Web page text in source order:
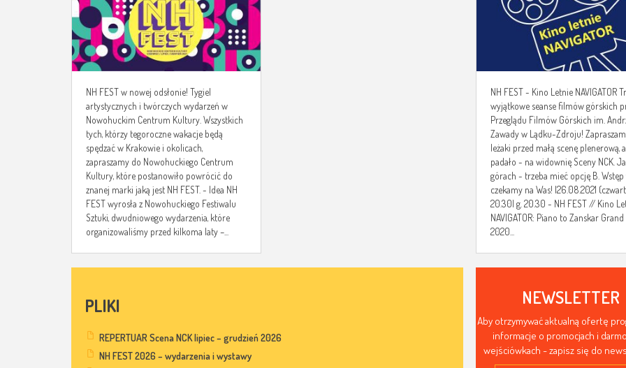
NH FEST w nowej odsłonie! Tygiel
artystycznych i twórczych wydarzeń w
Nowohuckim Centrum Kultury. Wszystkich
tych, którzy tegoroczne wakacje będą
spędzać w Krakowie i okolicach,
zapraszamy do Nowohuckiego Centrum
Kultury, które postanowiło powrócić do
znanej marki jaką jest NH FEST. - Idea NH
FEST wyrosła z Nowohuckiego Festiwalu
Sztuki, dwudniowego wydarzenia, które
organizowaliśmy przed kilkoma laty –...
NH FEST - Kino Letnie NAVIGATOR
wyjątkowe seanse filmów górskich
Przeglądu Filmów Górskich im.
Zawady w Lądku-Zdroju!
leżaki przed małą scenę plenerową,
padało - na widownię Sceny NCK.
górach - trzeba mieć opcję B. Wstęp
czekamy na Was! |26.08.2021
20.30| g. 20.30 - NH FEST // Kino
NAVIGATOR: Piano to Zanskar
2020...
PLIKI
REPERTUAR Scena NCK lipiec – grudzień 2026
NH FEST 2026 – wydarzenia i wystawy
NEWSLETTER
Aby otrzymywać aktualną ofertę
informacje o promocjach i
wejściówkach - zapisz się do